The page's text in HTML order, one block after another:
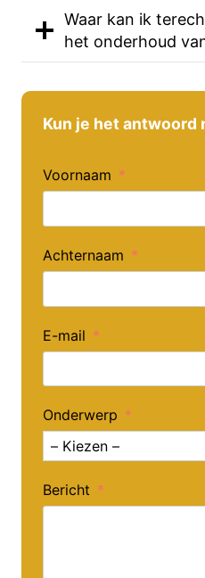
Waar kan ik
het onderhoud
Kun je het antwoord
Voornaam
Achternaam
E-mail
Onderwerp
Bericht